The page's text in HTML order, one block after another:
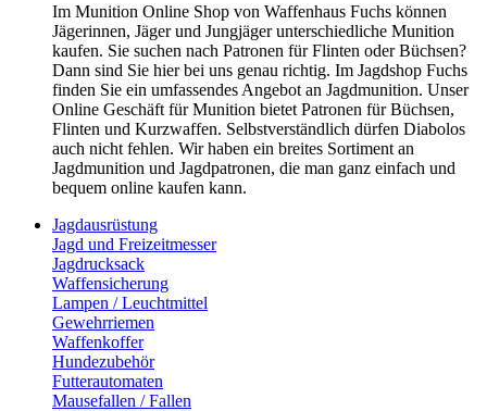
Im Munition Online Shop von Waffenhaus Fuchs können
Jägerinnen, Jäger und Jungjäger unterschiedliche Munition
kaufen. Sie suchen nach Patronen für Flinten oder Büchsen?
Dann sind Sie hier bei uns genau richtig. Im Jagdshop Fuchs
finden Sie ein umfassendes Angebot an Jagdmunition. Unser
Online Geschäft für Munition bietet Patronen für Büchsen,
Flinten und Kurzwaffen. Selbstverständlich dürfen Diabolos
auch nicht fehlen. Wir haben ein breites Sortiment an
Jagdmunition und Jagdpatronen, die man ganz einfach und
bequem online kaufen kann.
Jagdausrüstung
Jagd und Freizeitmesser
Jagdrucksack
Waffensicherung
Lampen / Leuchtmittel
Gewehrriemen
Waffenkoffer
Hundezubehör
Futterautomaten
Mausefallen / Fallen